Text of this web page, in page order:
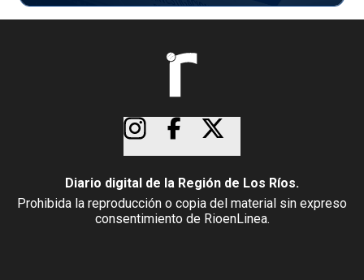
Diario digital de la Región de Los Ríos.
Prohibida la reproducción o copia del material sin expreso
consentimiento de RioenLinea.